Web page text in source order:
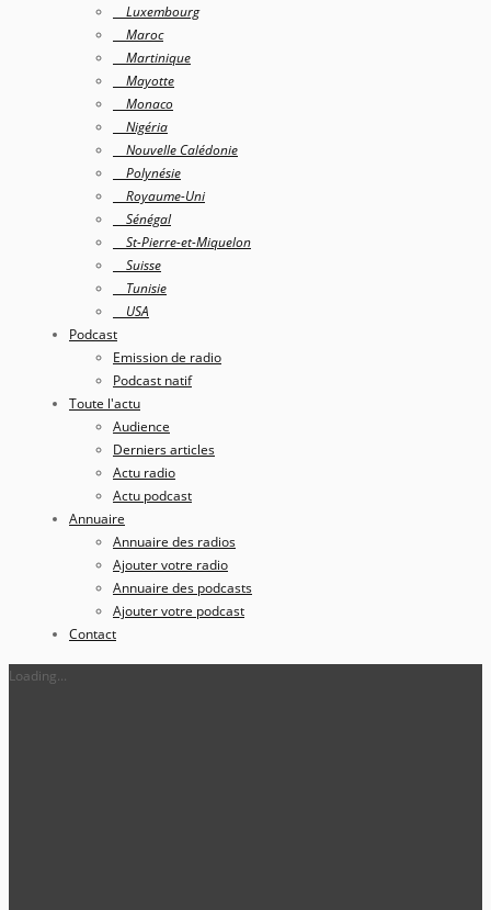
Luxembourg
Maroc
Martinique
Mayotte
Monaco
Nigéria
Nouvelle Calédonie
Polynésie
Royaume-Uni
Sénégal
St-Pierre-et-Miquelon
Suisse
Tunisie
USA
Podcast
Emission de radio
Podcast natif
Toute l'actu
Audience
Derniers articles
Actu radio
Actu podcast
Annuaire
Annuaire des radios
Ajouter votre radio
Annuaire des podcasts
Ajouter votre podcast
Contact
Loading...